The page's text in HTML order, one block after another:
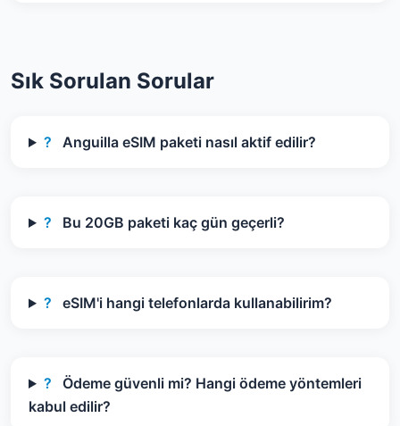
Sık Sorulan Sorular
? Anguilla eSIM paketi nasıl aktif edilir?
? Bu 20GB paketi kaç gün geçerli?
? eSIM'i hangi telefonlarda kullanabilirim?
?
Ödeme güvenli mi? Hangi ödeme yöntemleri
kabul edilir?